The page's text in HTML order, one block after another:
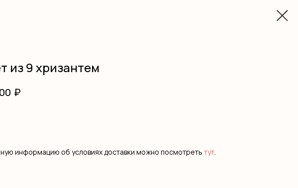
из 9 хризантем
₽
информацию об условиях доставки можно посмотреть тут